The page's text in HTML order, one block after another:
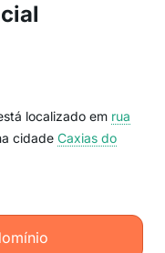
localizado em rua
cidade Caxias do